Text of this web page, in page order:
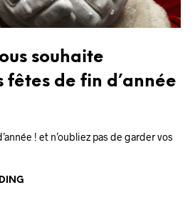
souhaite
fêtes de fin d’année
! et n’oubliez pas de garder vos